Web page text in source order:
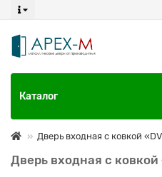
Каталог
Дверь входная с ковкой
Дверь входная с ковкой